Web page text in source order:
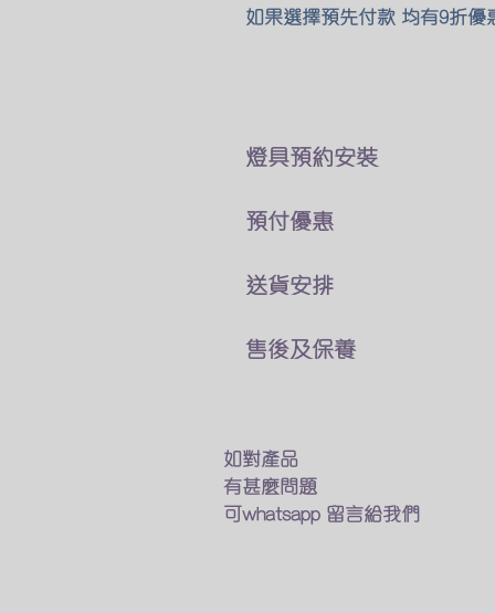
如果選擇預先付款 均有9折優
燈具預約安裝
價錢巳經包了折除舊燈 及原
費用可於安裝後付現
如有其他疑問及特別安裝需求
觀迎找我們的客戶服務業員討
預付優惠
及預先付款兩種付款方式
預先付款可享有9折優惠
Payme
Wechat Pay
​支付寶(香港)
送貨安排
專人送貨上門 馬上進行安裝
在閣下面前試用燈具
確保送到你手的貨品能完美運
售後及保養
我們會有專人上門維修及更換
保養期後如果需要維修及更換
也可以找我們的客戶服務員
如對產品
有甚麼問題
可whatsapp 留言給我們